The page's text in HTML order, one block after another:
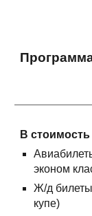
В
эконом
Ж/д
купе)